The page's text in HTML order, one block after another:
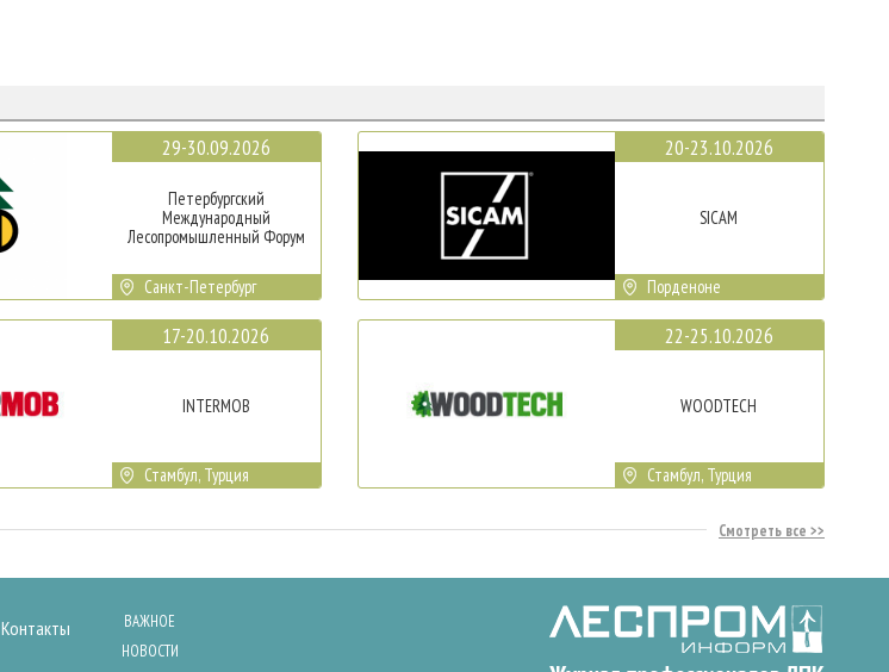
29-30.09.2026
Петербургский
Международный
Лесопромышленный Форум
Санкт-Петербург
17-20.10.2026
INTERMOB
Стамбул, Турция
20-23.10.2026
SICAM
Порденоне
22-25.10.2026
WOODTECH
Стамбул, Турция
Смотреть все
Контакты
ВАЖНОЕ
НОВОСТИ